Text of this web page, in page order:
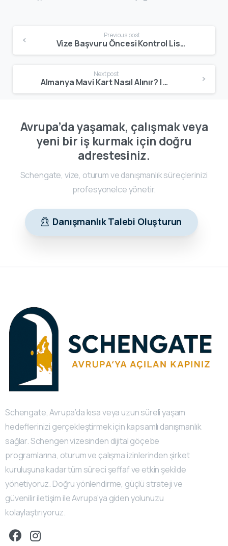
Previous post
Vize Başvuru Öncesi Kontrol Listeleri | Eksiksiz Evrak Hazırlama Rehberi
Next post
Almanya Mavi Kart Nasıl Alınır? | Şartlar, Maaş Kriteri, Başvuru ve Oturum Rehberi
Avrupa’da yaşamak, çalışmak veya
yeni bir iş kurmak için doğru
adrestesiniz.
Schengate, vize, oturum ve danışmanlık süreçlerinizi
profesyonelce yönetir.
Danışmanlık Talebi Oluşturun
Schengate, Avrupa’da kısa veya uzun süreli yaşam
hedeflerinizi gerçekleştirmek için kapsamlı danışmanlık
sağlar. Schengen vizesinden dijital göçebe
programlarına, oturum ve çalışma izinlerinden şirket
kuruluşuna kadar tüm süreci şeffaf ve etkin şekilde
yönetiyoruz. Doğru yönlendirme, güçlü strateji ve
güvenilir iletişim ile Avrupa’ya giden yolunuzu
kolaylaştırıyoruz.